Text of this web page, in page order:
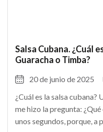
Salsa Cubana. ¿Cuál
Guaracha o Timba?
20 de junio de 2025
¿Cuál es la salsa cubana?
me hizo la pregunta:
unos segundos, porque, a